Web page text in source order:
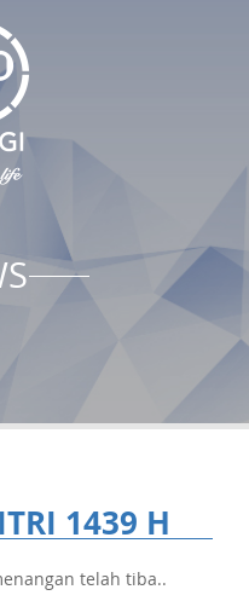
1439 H
telah tiba..